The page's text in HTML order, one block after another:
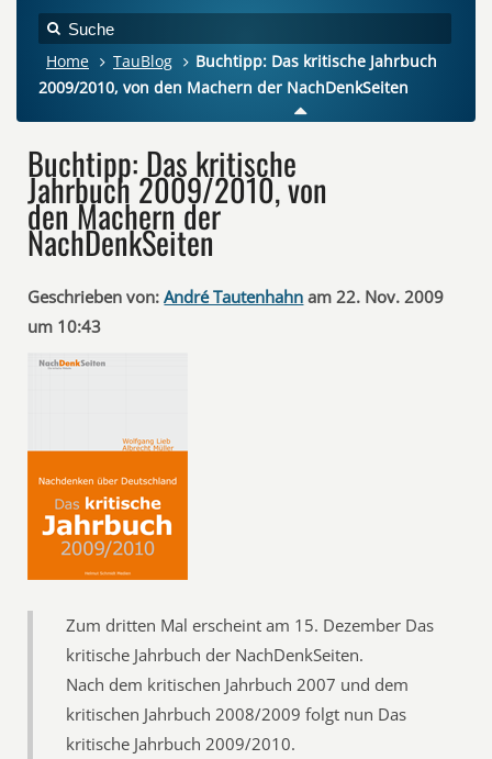
Home TauBlog
Buchtipp: Das kritische Jahrbuch
2009/2010, von den Machern der NachDenkSeiten
Buchtipp: Das kritische
Jahrbuch 2009/2010, von
den Machern der
NachDenkSeiten
Geschrieben von: André Tautenhahn am 22. Nov. 2009
um 10:43
Zum dritten Mal erscheint am 15. Dezember Das
kritische Jahrbuch der NachDenkSeiten.
Nach dem kritischen Jahrbuch 2007 und dem
kritischen Jahrbuch 2008/2009 folgt nun Das
kritische Jahrbuch 2009/2010.